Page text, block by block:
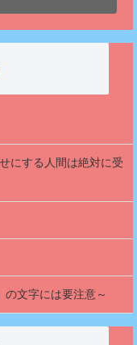
にする人間は絶対に受
文字には要注意～